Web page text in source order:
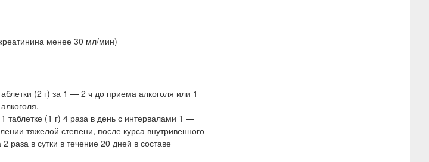
менее 30 мл/мин)
(2 г) за 1 — 2 ч до приема алкоголя или 1
таблетке (1 г) 4 раза в день с интервалами 1 —
тяжелой степени, после курса внутривенного
раза в сутки в течение 20 дней в составе